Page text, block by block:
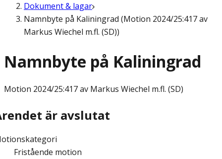
Dokument & lagar
Namnbyte på Kaliningrad (Motion 2024/25:417 av
Markus Wiechel m.fl. (SD))
Namnbyte på Kaliningrad
Motion 2024/25:417 av Markus Wiechel m.fl. (SD)
är avslutat
Fristående motion